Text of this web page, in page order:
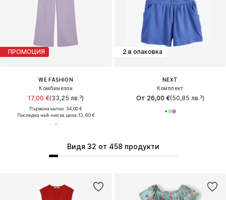
ПРОМОЦИЯ
WE FASHION
Комбинезон
17,00 €(33,25 лв.³)
Първоначално: 34,00 €
Последна най-ниска цена:13,60 €
2 в опаковка
NEXT
Комплект
От 26,00 €(50,85 лв.³)
Видя 32 от 458 продукти